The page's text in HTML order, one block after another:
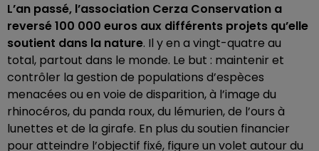
L’an passé, l’association Cerza Conservation a
reversé 100 000 euros aux différents projets qu’elle
soutient dans la nature. Il y en a vingt-quatre au
total, partout dans le monde. Le but : maintenir et
contrôler la gestion de populations d’espèces
menacées ou en voie de disparition, à l’image du
rhinocéros, du panda roux, du lémurien, de l’ours à
lunettes et de la girafe. En plus du soutien financier
pour atteindre l’objectif fixé, figure un volet autour du